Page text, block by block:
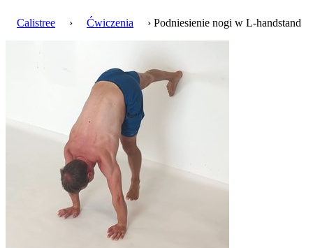
Calistree › Ćwiczenia › Podniesienie nogi w L-handstand